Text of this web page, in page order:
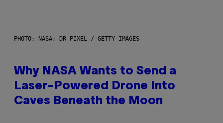
PHOTO: NASA; DR PIXEL / GETTY IMAGES
Why NASA Wants to Send a
Laser-Powered Drone Into
Caves Beneath the Moon